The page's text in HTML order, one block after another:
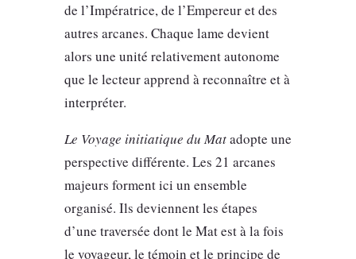
de l’Impératrice, de l’Empereur et des
autres arcanes. Chaque lame devient
alors une unité relativement autonome
que le lecteur apprend à reconnaître et à
interpréter.
Le Voyage initiatique du Matadopte une
perspective différente. Les 21 arcanes
majeurs forment ici un ensemble
organisé. Ils deviennent les étapes
d’une traversée dont le Mat est à la fois
le voyageur, le témoin et le principe de